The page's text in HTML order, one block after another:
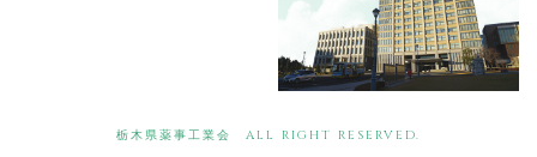
栃木県薬事工業会 ALL RIGHT RESERVED.